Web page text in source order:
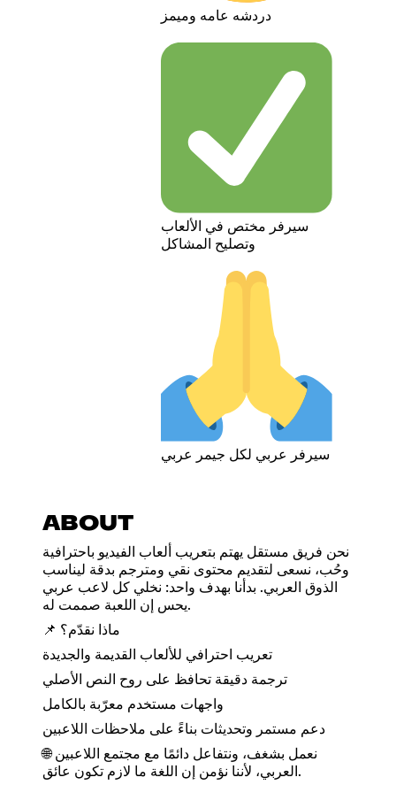
دردشه عامه وميمز
سيرفر مختص في الألعاب
وتصليح المشاكل
سيرفر عربي لكل جيمر عربي
ABOUT
نحن فريق مستقل يهتم بتعريب ألعاب الفيديو باحترافية
وحُب، نسعى لتقديم محتوى نقي ومترجم بدقة ليناسب
الذوق العربي. بدأنا بهدف واحد: نخلي كل لاعب عربي
يحس إن اللعبة صممت له.
📌 ماذا نقدّم؟
تعريب احترافي للألعاب القديمة والجديدة
ترجمة دقيقة تحافظ على روح النص الأصلي
واجهات مستخدم معرّبة بالكامل
دعم مستمر وتحديثات بناءً على ملاحظات اللاعبين
🌐 نعمل بشغف، ونتفاعل دائمًا مع مجتمع اللاعبين
العربي، لأننا نؤمن إن اللغة ما لازم تكون عائق.